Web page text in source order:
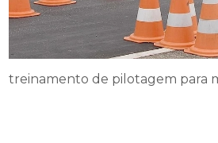
treinamento de pilotagem para